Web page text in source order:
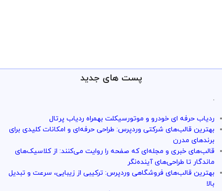
پست های جدید
.
ردیاب حرفه ای خودرو و موتورسیکلت بهمراه ردیاب پرتال
بهترین قالب‌های شرکتی وردپرس: طراحی حرفه‌ای و امکانات کلیدی برای
برندهای مدرن
قالب‌های خبری و مجله‌ای که صفحه را روایت می‌کنند: از کلاسیک‌های
ماندگار تا طراحی‌های آینده‌نگر
بهترین قالب‌های فروشگاهی وردپرس: ترکیبی از زیبایی، سرعت و تبدیل
بالا